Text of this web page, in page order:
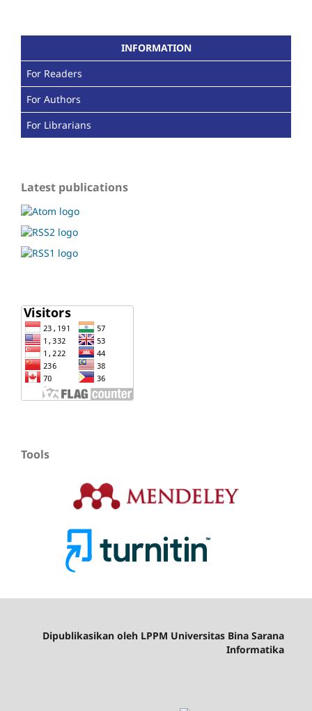
INFORMATION
For Readers
For Authors
For Librarians
Latest publications
Tools
Dipublikasikan oleh LPPM Universitas Bina Sarana
Informatika